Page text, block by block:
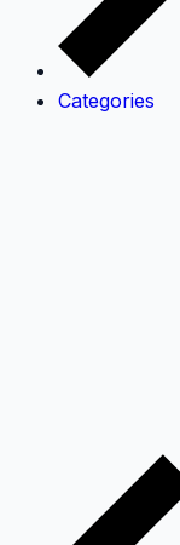
Categories